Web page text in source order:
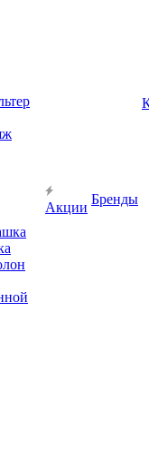
Акции
Бренды